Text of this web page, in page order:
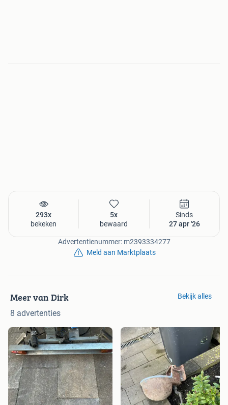
293x
bekeken
5x
bewaard
Sinds
27 apr '26
Advertentienummer: m2393334277
Meld aan Marktplaats
Meer van Dirk
8 advertenties
Bekijk alles